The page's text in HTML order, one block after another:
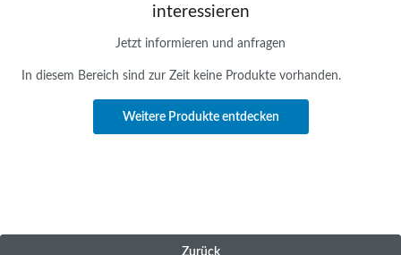
interessieren
Jetzt informieren und anfragen
In diesem Bereich sind zur Zeit keine Produkte vorhanden.
Weitere Produkte entdecken
Zurück